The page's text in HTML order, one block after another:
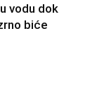
vodu dok
biće